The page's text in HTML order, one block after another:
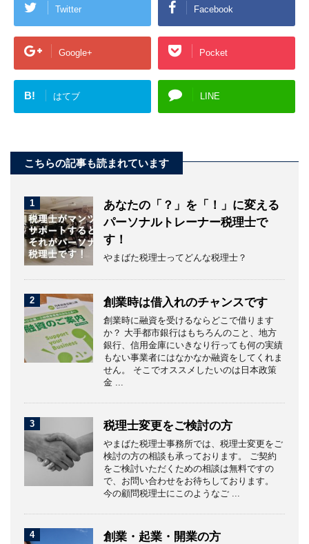
Twitter Facebook
Google+ Pocket
B! はてブ LINE
こちらの記事も読まれています
1
あなたの「？」を「！」に変える
パーソナルトレーナー税理士で
す！
やまばた税理士ってどんな税理士？
2 創業時は借入れのチャンスです
創業時に融資を受けるならどこで借ります
か？ 大手都市銀行はもちろんのこと、地方
銀行、信用金庫にいきなり行っても何の実績
もない事業者にはなかなか融資をしてくれま
せん。 そこでオススメしたいのは日本政策
金 ...
3 税理士変更をご検討の方
やまばた税理士事務所では、税理士変更をご
検討の方の相談も承っております。 ご契約
をご検討いただくための相談は無料ですの
で、お問い合わせをお待ちしております。
今の顧問税理士にこのようなご ...
4 創業・起業・開業の方